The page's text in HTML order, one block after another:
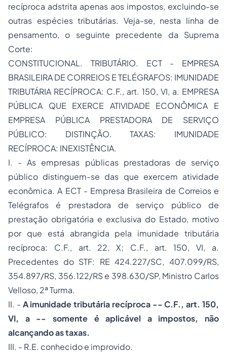
recíproca adstrita apenas aos impostos, excluindo-se
outras espécies tributárias. Veja-se, nesta linha de
pensamento, o seguinte precedente da Suprema
Corte:
CONSTITUCIONAL. TRIBUTÁRIO. ECT - EMPRESA
BRASILEIRA DE CORREIOS E TELÉGRAFOS: IMUNIDADE
TRIBUTÁRIA RECÍPROCA: C.F., art. 150, VI, a. EMPRESA
PÚBLICA QUE EXERCE ATIVIDADE ECONÔMICA E
EMPRESA PÚBLICA PRESTADORA DE SERVIÇO
PÚBLICO: DISTINÇÃO. TAXAS: IMUNIDADE
RECÍPROCA: INEXISTÊNCIA.
I. - As empresas públicas prestadoras de serviço
público distinguem-se das que exercem atividade
econômica. A ECT - Empresa Brasileira de Correios e
Telégrafos é prestadora de serviço público de
prestação obrigatória e exclusiva do Estado, motivo
por que está abrangida pela imunidade tributária
recíproca: C.F., art. 22, X; C.F., art. 150, VI, a.
Precedentes do STF: RE 424.227/SC, 407.099/RS,
354.897/RS, 356.122/RS e 398.630/SP, Ministro Carlos
Velloso, 2ª Turma.
II. - A imunidade tributária recíproca -- C.F., art. 150,
VI, a -- somente é aplicável a impostos, não
alcançando as taxas.
III. - R.E. conhecido e improvido.